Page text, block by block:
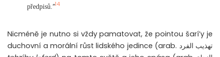
předpisů. “14
Nicméně je nutno si vždy pamatovat, že pointou šarí’y je
duchovní a morální růst lidského jedince (arab. تهذيب الفرد